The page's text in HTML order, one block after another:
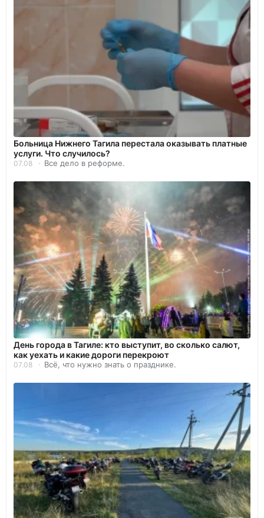
Больница Нижнего Тагила перестала оказывать платные
услуги. Что случилось?
07.08 Все дело в реформе.
День города в Тагиле: кто выступит, во сколько салют,
как уехать и какие дороги перекроют
07.08 Всё, что нужно знать о празднике.